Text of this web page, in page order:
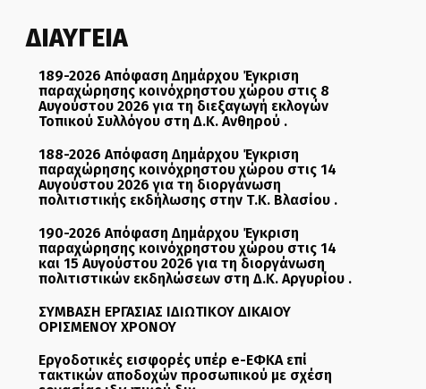
ΔΙΑΥΓΕΙΑ
189-2026 Απόφαση Δημάρχου Έγκριση
παραχώρησης κοινόχρηστου χώρου στις 8
Αυγούστου 2026 για τη διεξαγωγή εκλογών
Τοπικού Συλλόγου στη Δ.Κ. Ανθηρού .
188-2026 Απόφαση Δημάρχου Έγκριση
παραχώρησης κοινόχρηστου χώρου στις 14
Αυγούστου 2026 για τη διοργάνωση
πολιτιστικής εκδήλωσης στην Τ.Κ. Βλασίου .
190-2026 Απόφαση Δημάρχου Έγκριση
παραχώρησης κοινόχρηστου χώρου στις 14
και 15 Αυγούστου 2026 για τη διοργάνωση
πολιτιστικών εκδηλώσεων στη Δ.Κ. Αργυρίου .
ΣΥΜΒΑΣΗ ΕΡΓΑΣΙΑΣ ΙΔΙΩΤΙΚΟΥ ΔΙΚΑΙΟΥ
ΟΡΙΣΜΕΝΟΥ ΧΡΟΝΟΥ
Εργοδοτικές εισφορές υπέρ e-ΕΦΚΑ επί
τακτικών αποδοχών προσωπικού με σχέση